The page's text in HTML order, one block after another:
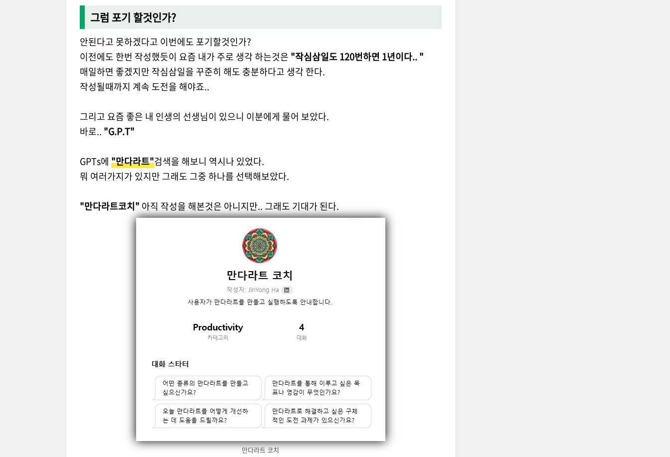
그럼 포기 할것인가?
안된다고 못하겠다고 이번에도 포기할것인가?
이전에도 한번 작성했듯이 요즘 내가 주로 생각 하는것은 "작심삼일도 120번하면 1년이다.. "
매일하면 좋겠지만 작심삼일을 꾸준히 해도 충분하다고 생각 한다.
작성될때까지 계속 도전을 해야죠..
그리고 요즘 좋은 내 인생의 선생님이 있으니 이분에게 물어 보았다.
바로.. "G.P.T"
GPTs에 "만다라트"검색을 해보니 역시나 있었다.
뭐 여러가지가 있지만 그래도 그중 하나를 선택해보았다.
"만다라트코치" 아직 작성을 해본것은 아니지만.. 그래도 기대가 된다.
만다라트 코치